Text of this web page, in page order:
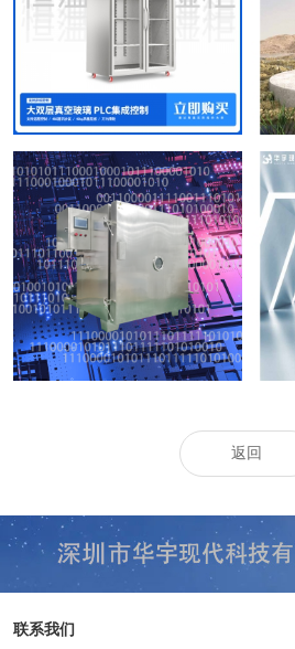
医药恒温恒湿柜
大型工业真空烤箱
返回
联系我们